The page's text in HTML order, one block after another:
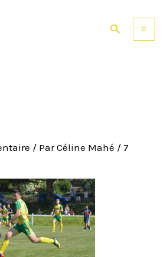
Rechercher
/ ParCéline Mahé / 7